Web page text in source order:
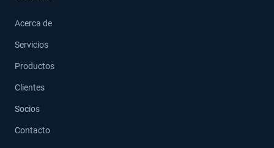
Acerca de
Servicios
Productos
Clientes
Socios
Contacto